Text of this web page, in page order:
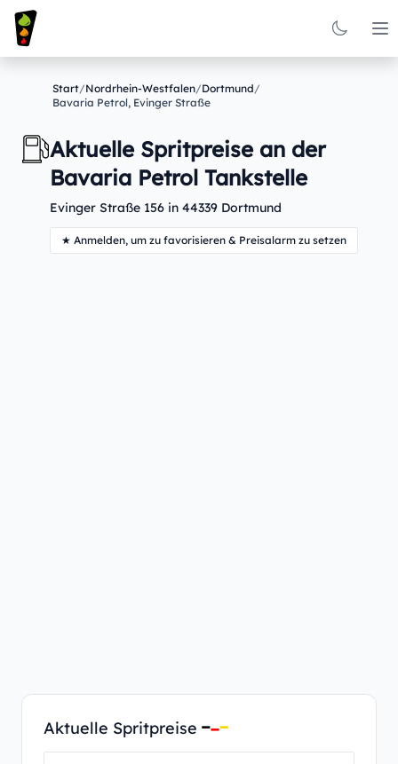
Start/Nordrhein-Westfalen/Dortmund/
Bavaria Petrol, Evinger Straße
Aktuelle Spritpreise an der
Bavaria Petrol Tankstelle
Evinger Straße 156 in 44339 Dortmund
★ Anmelden, um zu favorisieren & Preisalarm zu setzen
Aktuelle Spritpreise